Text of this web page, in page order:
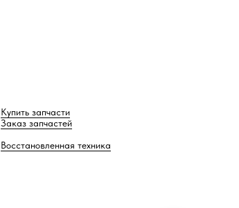
Купить запчасти
Заказ запчастей
Восстановленная техника